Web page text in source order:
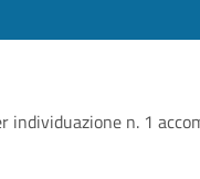
individuazione n. 1